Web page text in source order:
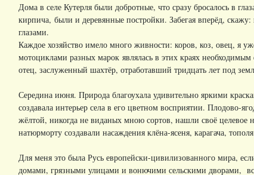
Дома в селе Кутерля были добротные, что сразу бросалось в
кирпича, были и деревянные постройки. Забегая вперёд,
глазами.
Каждое хозяйство имело много живности: коров, коз, овец, я
мотоциклами разных марок являлась в этих краях
отец, заслуженный шахтёр, отработавший тридцать лет под
Середина июня. Природа благоухала удивительно яркими
создавала интерьер села в его цветном восприятии. Плодово-
жёлтой, никогда не виданых мною сортов, нашли своё целевое
натюрморту создавали насаждения клёна-ясеня, карагача,
Для меня это была Русь европейски-цивилизованного мира,
домами, грязными улицами и вонючими сельскими дворами,